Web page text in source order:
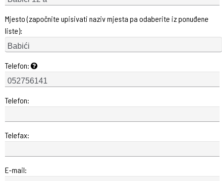
Mjesto (započnite upisivati naziv mjesta pa odaberite iz ponuđene
liste):
Telefon:
Telefon:
Telefax:
E-mail: